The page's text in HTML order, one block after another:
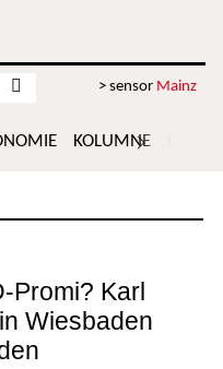
> sensor Mainz
KOLUMNE
Promi? Karl
Wiesbaden